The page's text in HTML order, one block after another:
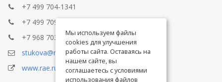
+7 499 704-1341
+7 499 709-8104
+7 968 703-8433
stukova@rae.ru
www.rae.ru
Мы используем файлы
cookies для улучшения
работы сайта. Оставаясь на
нашем сайте, вы
соглашаетесь с условиями
использования файлов